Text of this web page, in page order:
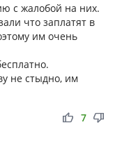
с жалобой на них.
что заплатят в
им очень
не стыдно, им
thumb_up thumb_down
7